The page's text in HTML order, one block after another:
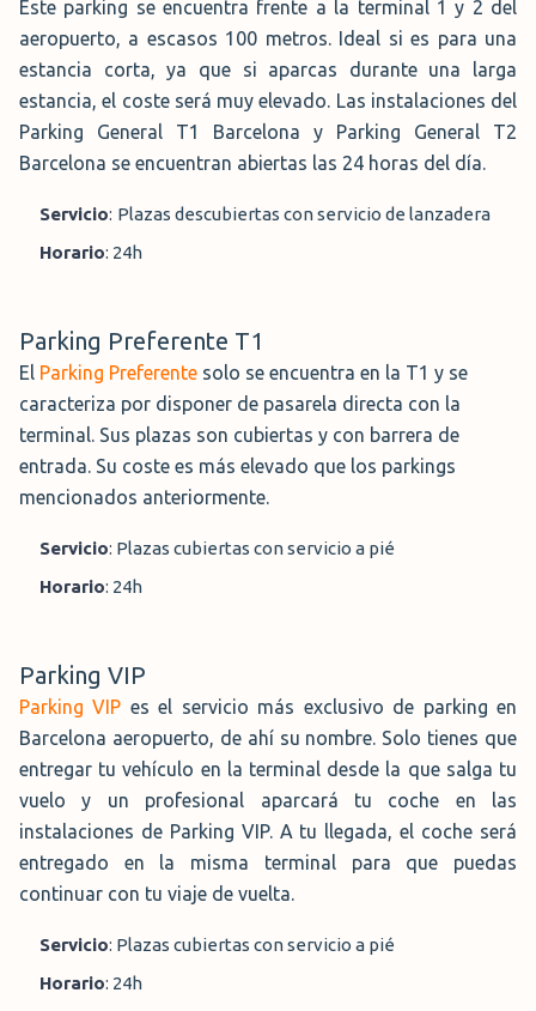
Este parking se encuentra frente a la terminal 1 y 2 del
aeropuerto, a escasos 100 metros. Ideal si es para una
estancia corta, ya que si aparcas durante una larga
estancia, el coste será muy elevado. Las instalaciones del
Parking General T1 Barcelona y Parking General T2
Barcelona se encuentran abiertas las 24 horas del día.
Servicio: Plazas descubiertas con servicio de lanzadera
Horario: 24h
Parking Preferente T1
El Parking Preferente solo se encuentra en la T1 y se
caracteriza por disponer de pasarela directa con la
terminal. Sus plazas son cubiertas y con barrera de
entrada. Su coste es más elevado que los parkings
mencionados anteriormente.
Servicio: Plazas cubiertas con servicio a pié
Horario: 24h
Parking VIP
Parking VIP es el servicio más exclusivo de parking en
Barcelona aeropuerto, de ahí su nombre. Solo tienes que
entregar tu vehículo en la terminal desde la que salga tu
vuelo y un profesional aparcará tu coche en las
instalaciones de Parking VIP. A tu llegada, el coche será
entregado en la misma terminal para que puedas
continuar con tu viaje de vuelta.
Servicio: Plazas cubiertas con servicio a pié
Horario: 24h